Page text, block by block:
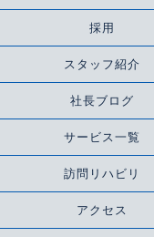
採用
スタッフ紹介
社長ブログ
サービス一覧
訪問リハビリ
アクセス